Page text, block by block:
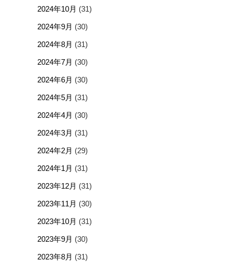
2024年10月 (31)
2024年9月 (30)
2024年8月 (31)
2024年7月 (30)
2024年6月 (30)
2024年5月 (31)
2024年4月 (30)
2024年3月 (31)
2024年2月 (29)
2024年1月 (31)
2023年12月 (31)
2023年11月 (30)
2023年10月 (31)
2023年9月 (30)
2023年8月 (31)